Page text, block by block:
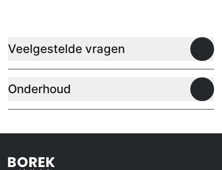
Veelgestelde vragen
Onderhoud